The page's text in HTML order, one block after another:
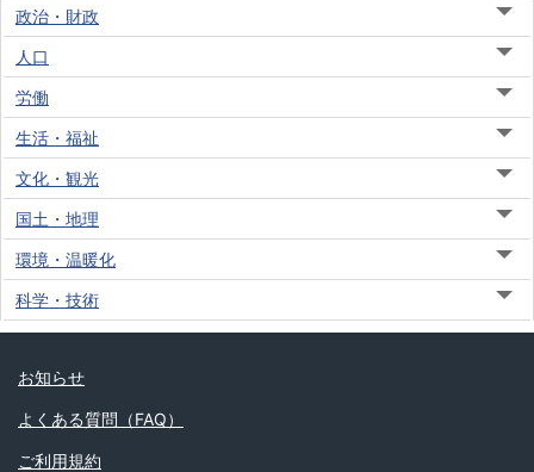
政治・財政
人口
労働
生活・福祉
文化・観光
国土・地理
環境・温暖化
科学・技術
お知らせ
よくある質問（FAQ）
ご利用規約